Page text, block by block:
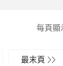
每頁
最末頁